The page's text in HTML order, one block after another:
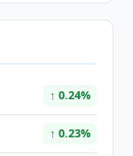
↑ 0.24%
↑ 0.23%